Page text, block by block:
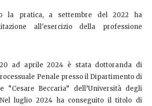
la pratica, a settembre del 2022 ha
all'esercizio della professione
ad aprile 2024 è stata dottoranda di
Penale presso il Dipartimento di
“Cesare Beccaria” dell’Università degli
luglio 2024 ha conseguito il titolo di